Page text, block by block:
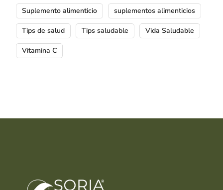
Suplemento alimenticio suplementos alimenticios
Tips de salud Tips saludable Vida Saludable
Vitamina C